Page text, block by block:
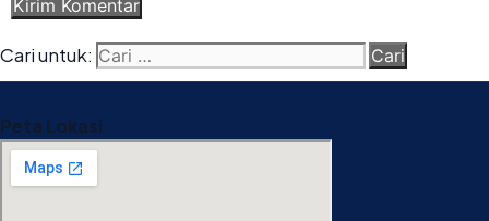
Cari untuk:
Peta Lokasi